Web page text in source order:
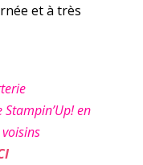
et à très
en